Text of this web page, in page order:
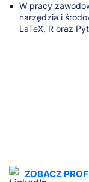
W pracy
narzędzia i
LaTeX, R oraz
ZOBACZ